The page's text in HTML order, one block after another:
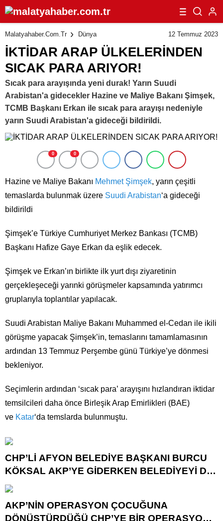
Malatyahaber.com.tr Dünya 12 Temmuz 2023
İKTİDAR ARAP ÜLKELERİNDEN
SICAK PARA ARIYOR!
Sıcak para arayışında yeni durak! Yarın Suudi
Arabistan'a gidecekler Hazine ve Maliye Bakanı Şimşek,
TCMB Başkanı Erkan ile sıcak para arayışı nedeniyle
yarın Suudi Arabistan'a gideceği bildirildi.
0 0
Hazine ve Maliye Bakanı Mehmet Şimşek, yarın çeşitli
temaslarda bulunmak üzere Suudi Arabistan‘a gideceği
bildirildi
Şimşek’e Türkiye Cumhuriyet Merkez Bankası (TCMB)
Başkanı Hafize Gaye Erkan da eşlik edecek.
Şimşek ve Erkan’ın birlikte ilk yurt dışı ziyaretinin
gerçekleşeceği yarınki görüşmeler kapsamında yatırımcı
gruplarıyla toplantılar yapılacak.
Suudi Arabistan Maliye Bakanı Muhammed el-Cedan ile ikili
görüşme yapacak Şimşek’in, temaslarını tamamlamasının
ardından 13 Temmuz Perşembe günü Türkiye’ye dönmesi
bekleniyor.
Seçimlerin ardından ‘sıcak para’ arayışını hızlandıran iktidar
temsilcileri daha önce Birleşik Arap Emirlikleri (BAE)
ve Katar‘da temslarda bulunmuştu.
CHP’Lİ AFYON BELEDİYE BAŞKANI BURCU
KÖKSAL AKP’YE GİDERKEN BELEDİYEYİ DE
GÖTÜRÜYOR!
AKP’NİN OPERASYON ÇOCUĞUNA
DÖNÜŞTÜRDÜĞÜ CHP’YE BİR OPERASYON